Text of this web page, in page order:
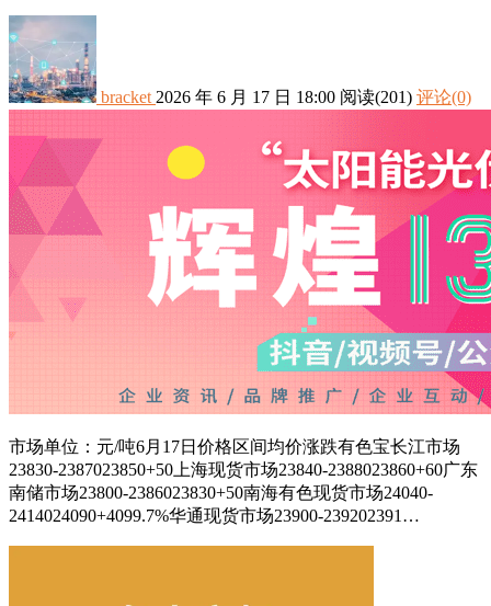
bracket 2026 年 6 月 17 日 18:00 阅读(201) 评论(0)
市场单位：元/吨6月17日价格区间均价涨跌有色宝长江市场
23830-2387023850+50上海现货市场23840-2388023860+60广东
南储市场23800-2386023830+50南海有色现货市场24040-
2414024090+4099.7%华通现货市场23900-239202391…